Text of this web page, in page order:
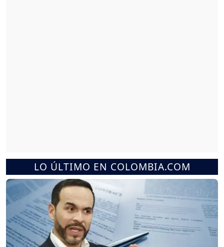
LO ÚLTIMO EN COLOMBIA.COM